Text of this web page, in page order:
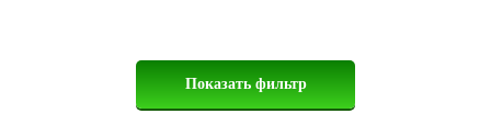
Показать фильтр